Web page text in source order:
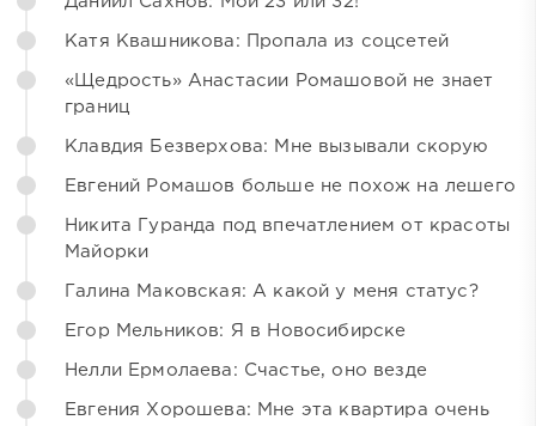
Катя Квашникова: Пропала из соцсетей
«Щедрость» Анастасии Ромашовой не знает
границ
Клавдия Безверхова: Мне вызывали скорую
Евгений Ромашов больше не похож на лешего
Никита Гуранда под впечатлением от красоты
Майорки
Галина Маковская: А какой у меня статус?
Егор Мельников: Я в Новосибирске
Нелли Ермолаева: Счастье, оно везде
Евгения Хорошева: Мне эта квартира очень